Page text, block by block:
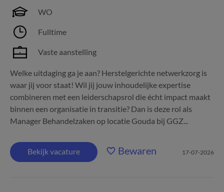
WO
Fulltime
Vaste aanstelling
Welke uitdaging ga je aan? Herstelgerichte netwerkzorg is
waar jij voor staat! Wil jij jouw inhoudelijke expertise
combineren met een leiderschapsrol die écht impact maakt
binnen een organisatie in transitie? Dan is deze rol als
Manager Behandelzaken op locatie Gouda bij GGZ...
Bekijk vacature Bewaren 17-07-2026